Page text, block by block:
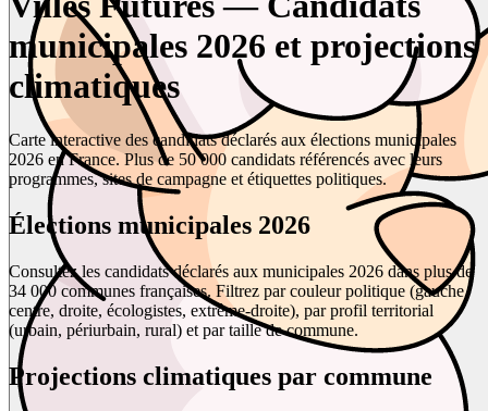
municipales 2026 et projections
climatiques
Carte interactive des candidats déclarés aux élections municipales
2026 en France. Plus de 50 000 candidats référencés avec leurs
programmes, sites de campagne et étiquettes politiques.
Élections municipales 2026
Consultez les candidats déclarés aux municipales 2026 dans plus de
34 000 communes françaises. Filtrez par couleur politique (gauche,
centre, droite, écologistes, extrême-droite), par profil territorial
(urbain, périurbain, rural) et par taille de commune.
Projections climatiques par commune